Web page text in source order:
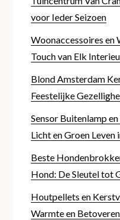
voor Ieder Seizoen
Woonaccessoires en
Touch van Elk
Blond Amsterdam
Feestelijke
Sensor Buitenlamp
Licht en Groen Leven
Beste
Hond: De Sleutel tot
Houtpellets en
Warmte en